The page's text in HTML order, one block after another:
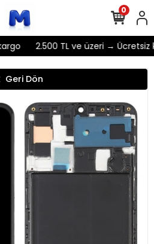
2.500 TL ve üzeri → Ücretsiz
0
Geri Dön